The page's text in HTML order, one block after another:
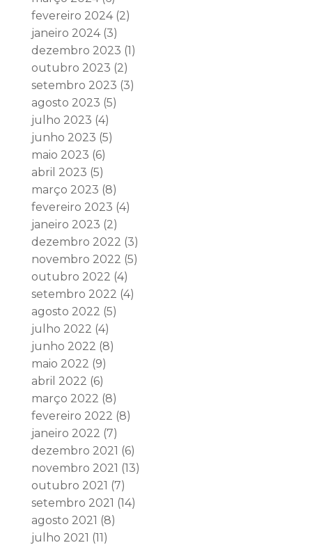
fevereiro 2024(2)
janeiro 2024(3)
dezembro 2023 (1)
outubro 2023 (2)
setembro 2023 (3)
agosto 2023 (5)
julho 2023 (4)
junho 2023 (5)
maio 2023 (6)
abril 2023 (5)
março 2023 (8)
fevereiro 2023 (4)
janeiro 2023 (2)
dezembro 2022 (3)
novembro 2022 (5)
outubro 2022 (4)
setembro 2022 (4)
agosto 2022 (5)
julho 2022 (4)
junho 2022 (8)
maio 2022 (9)
abril 2022 (6)
março 2022 (8)
fevereiro 2022 (8)
janeiro 2022 (7)
dezembro 2021 (6)
novembro 2021 (13)
outubro 2021 (7)
setembro 2021 (14)
agosto 2021 (8)
julho 2021 (11)